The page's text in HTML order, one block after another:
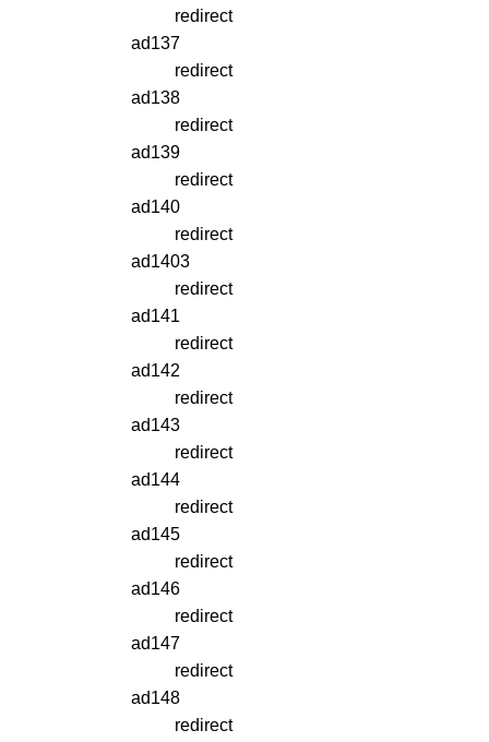
redirect
ad137
redirect
ad138
redirect
ad139
redirect
ad140
redirect
ad1403
redirect
ad141
redirect
ad142
redirect
ad143
redirect
ad144
redirect
ad145
redirect
ad146
redirect
ad147
redirect
ad148
redirect